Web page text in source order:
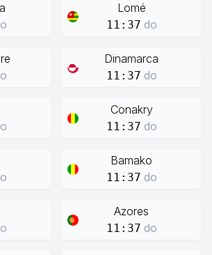
Lomé
11:37 do
Dinamarca
11:37 do
Conakry
11:37 do
Bamako
11:37 do
Azores
11:37 do